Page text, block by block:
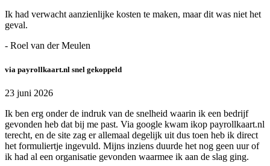
Ik had verwacht aanzienlijke kosten te maken, maar dit was niet het
geval.
- Roel van der Meulen
via payrollkaart.nl snel gekoppeld
23 juni 2026
Ik ben erg onder de indruk van de snelheid waarin ik een bedrijf
gevonden heb dat bij me past. Via google kwam ikop payrollkaart.nl
terecht, en de site zag er allemaal degelijk uit dus toen heb ik direct
het formuliertje ingevuld. Mijns inziens duurde het nog geen uur of
ik had al een organisatie gevonden waarmee ik aan de slag ging.